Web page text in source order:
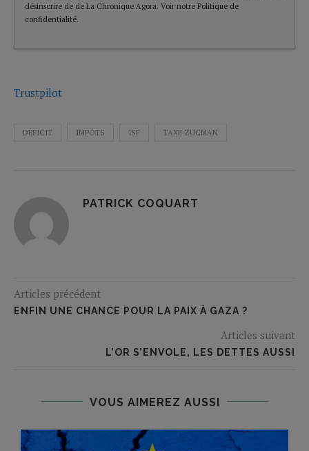
désinscrire de de La Chronique Agora. Voir notre Politique de
confidentialité.
Trustpilot
DÉFICIT IMPÔTS ISF TAXE ZUCMAN
PATRICK COQUART
Articles précédent
ENFIN UNE CHANCE POUR LA PAIX À GAZA ?
Articles suivant
L’OR S’ENVOLE, LES DETTES AUSSI
VOUS AIMEREZ AUSSI